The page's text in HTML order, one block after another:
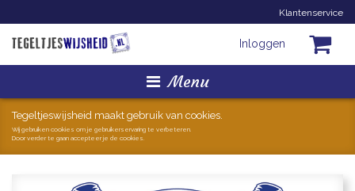
Klantenservice
Inloggen
Menu
Homepage
Tegeltjes
Tegeltjeswijsheid maakt gebruik van cookies.
Wij gebruiken cookies om je gebruikerservaring te verbeteren.
Door verder te gaan accepteer je de cookies.